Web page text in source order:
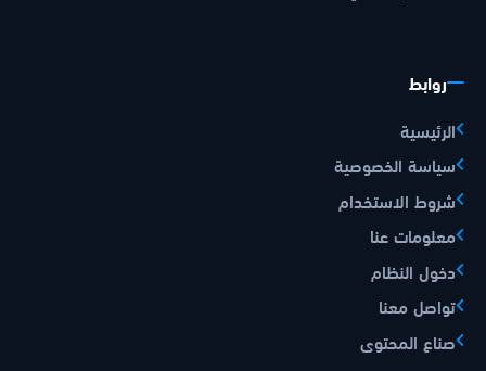
روابط
الرئيسية
سياسة الخصوصية
شروط الاستخدام
معلومات عنا
دخول النظام
تواصل معنا
صناع المحتوى